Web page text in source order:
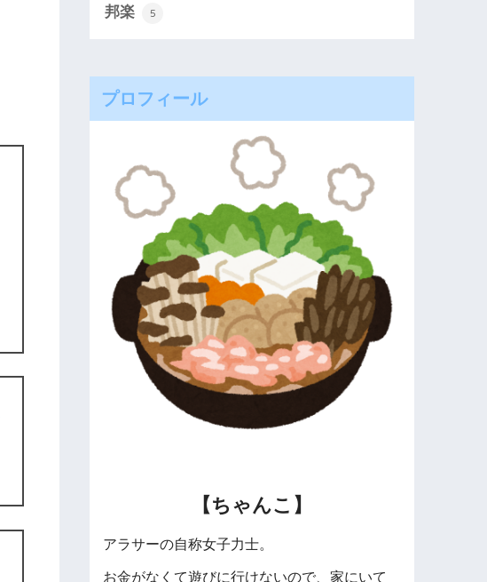
邦楽 5
プロフィール
【ちゃんこ】
アラサーの自称女子力士。
お金がなくて遊びに行けないので、家にいて